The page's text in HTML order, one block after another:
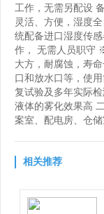
工作，无需另配设
灵活、方便，湿度
统配备进口湿度传
作， 无需人员职守
大方，耐腐蚀，寿
口和放水口等，使
复试验及多年实际
液体的雾化效果高
案室、配电房、仓
相关推荐